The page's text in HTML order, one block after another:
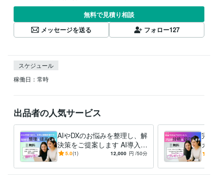
無料で見積り相談
メッセージを送る
フォロー127
スケジュール
稼働日：常時
出品者の人気サービス
AIやDXのお悩みを整理し、解
決策をご提案します AI導入の
「何から始めればいい？」経
5.0(1) 12,000 円 /50分
完全
カウ
000